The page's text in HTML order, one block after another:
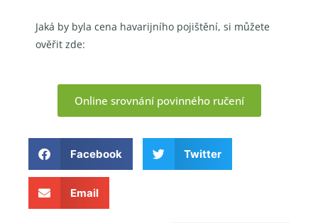
Jaká by byla cena havarijního pojištění, si můžete
ověřit zde:
Online srovnání povinného ručení
Facebook Twitter
Email